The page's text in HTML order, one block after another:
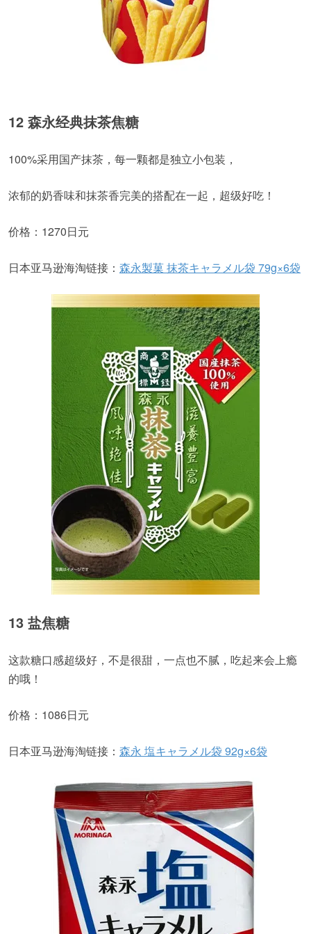
12 森永经典抹茶焦糖
100%采用国产抹茶，每一颗都是独立小包装，
浓郁的奶香味和抹茶香完美的搭配在一起，超级好吃！
价格：1270日元
日本亚马逊海淘链接： 森永製菓 抹茶キャラメル袋 79g×6袋
13 盐焦糖
这款糖口感超级好，不是很甜，一点也不腻，吃起来会上瘾
的哦！
价格：1086日元
日本亚马逊海淘链接： 森永 塩キャラメル袋 92g×6袋